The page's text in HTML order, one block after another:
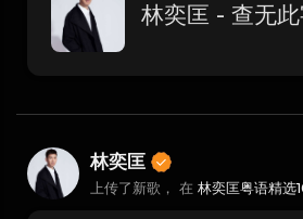
林奕匡 - 查无
林奕匡
上传了新歌， 在 林奕匡粤语精选